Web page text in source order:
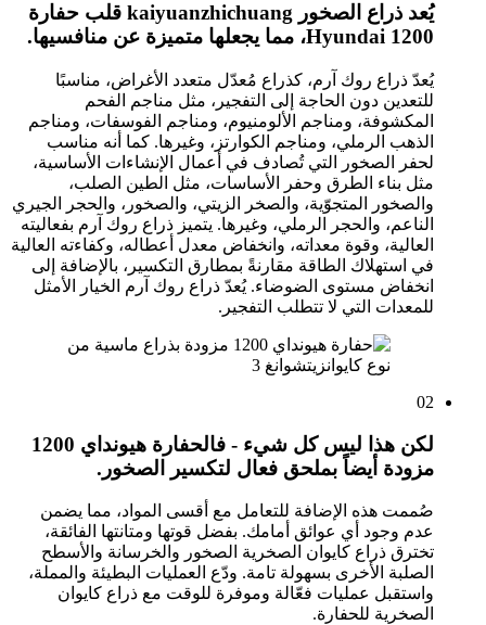
يُعد ذراع الصخور kaiyuanzhichuang قلب حفارة
Hyundai 1200، مما يجعلها متميزة عن منافسيها.
يُعدّ ذراع روك آرم، كذراع مُعدّل متعدد الأغراض، مناسبًا
للتعدين دون الحاجة إلى التفجير، مثل مناجم الفحم
المكشوفة، ومناجم الألومنيوم، ومناجم الفوسفات، ومناجم
الذهب الرملي، ومناجم الكوارتز، وغيرها. كما أنه مناسب
لحفر الصخور التي تُصادف في أعمال الإنشاءات الأساسية،
مثل بناء الطرق وحفر الأساسات، مثل الطين الصلب،
والصخور المتجوّية، والصخر الزيتي، والصخور، والحجر الجيري
الناعم، والحجر الرملي، وغيرها. يتميز ذراع روك آرم بفعاليته
العالية، وقوة معداته، وانخفاض معدل أعطاله، وكفاءته العالية
في استهلاك الطاقة مقارنةً بمطارق التكسير، بالإضافة إلى
انخفاض مستوى الضوضاء. يُعدّ ذراع روك آرم الخيار الأمثل
للمعدات التي لا تتطلب التفجير.
02
لكن هذا ليس كل شيء - فالحفارة هيونداي 1200
مزودة أيضاً بملحق فعال لتكسير الصخور.
صُممت هذه الإضافة للتعامل مع أقسى المواد، مما يضمن
عدم وجود أي عوائق أمامك. بفضل قوتها ومتانتها الفائقة،
تخترق ذراع كايوان الصخرية الصخور والخرسانة والأسطح
الصلبة الأخرى بسهولة تامة. ودّع العمليات البطيئة والمملة،
واستقبل عمليات فعّالة وموفرة للوقت مع ذراع كايوان
الصخرية للحفارة.